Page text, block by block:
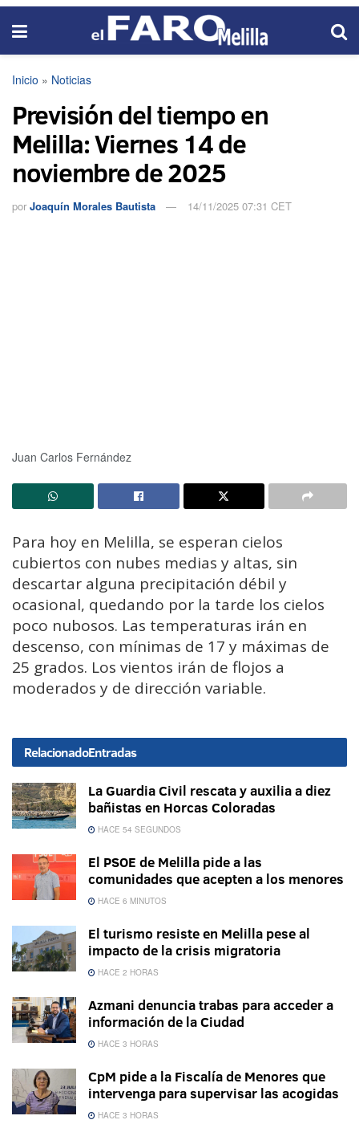
Inicio » Noticias
Previsión del tiempo en
Melilla: Viernes 14 de
noviembre de 2025
por Joaquín Morales Bautista 14/11/2025 07:31 CET
Juan Carlos Fernández
Para hoy en Melilla, se esperan cielos
cubiertos con nubes medias y altas, sin
descartar alguna precipitación débil y
ocasional, quedando por la tarde los cielos
poco nubosos. Las temperaturas irán en
descenso, con mínimas de 17 y máximas de
25 grados. Los vientos irán de flojos a
moderados y de dirección variable.
RelacionadoEntradas
La Guardia Civil rescata y auxilia a diez
bañistas en Horcas Coloradas
HACE 54 SEGUNDOS
El PSOE de Melilla pide a las
comunidades que acepten a los menores
HACE 6 MINUTOS
El turismo resiste en Melilla pese al
impacto de la crisis migratoria
HACE 2 HORAS
Azmani denuncia trabas para acceder a
información de la Ciudad
HACE 3 HORAS
CpM pide a la Fiscalía de Menores que
intervenga para supervisar las acogidas
HACE 3 HORAS